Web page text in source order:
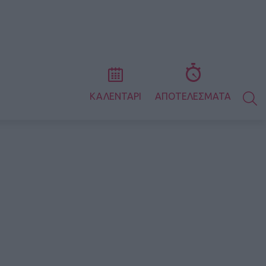
ΚΑΛΕΝΤΑΡΙ ΑΠΟΤΕΛΕΣΜΑΤΑ